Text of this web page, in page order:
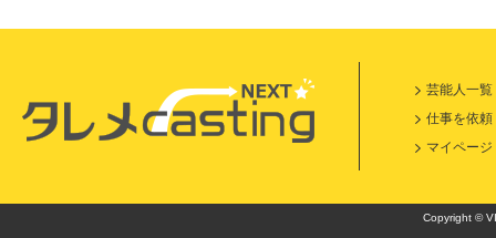
芸能人一覧
仕事を依頼
マイページ
Copyright ©